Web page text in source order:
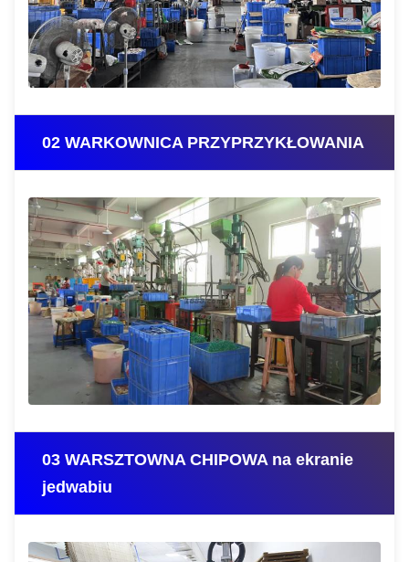
02 WARKOWNICA PRZYPRZYKŁOWANIA
03 WARSZTOWNA CHIPOWA na ekranie
jedwabiu